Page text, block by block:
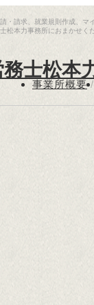
・請求、就業規則作成、マ
松本力事務所におまかせく
事業所概要 /